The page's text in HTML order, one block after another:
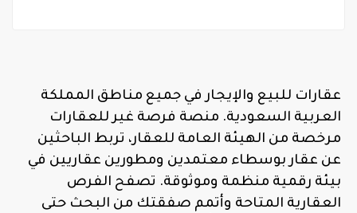
عقارات للبيع والإيجار في جميع مناطق المملكة
العربية السعودية. منصة فرصة غير للعقارات
مرخصة من الهيئة العامة للعقار، تربط الباحثين
عن عقار بوسطاء معتمدين ومطورين عقاريين في
بيئة رقمية منظمة وموثوقة. تصفح الفرص
العقارية المتاحة وأتمم صفقتك من البحث حتى